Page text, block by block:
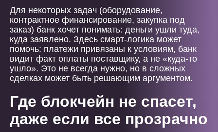
Для некоторых задач (оборудование,
контрактное финансирование, закупка под
заказ) банк хочет понимать: деньги ушли туда,
куда заявлено. Здесь смарт-логика может
помочь: платежи привязаны к условиям, банк
видит факт оплаты поставщику, а не «куда-то
ушло». Это не всегда нужно, но в сложных
сделках может быть решающим аргументом.
Где блокчейн не спасет,
даже если все прозрачно